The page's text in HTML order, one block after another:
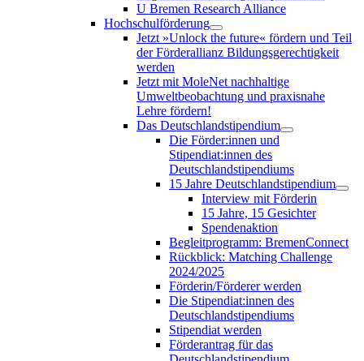
U Bremen Research Alliance
Hochschulförderung
Jetzt »Unlock the future« fördern und Teil
der Förderallianz Bildungsgerechtigkeit
werden
Jetzt mit MoleNet nachhaltige
Umweltbeobachtung und praxisnahe
Lehre fördern!
Das Deutschlandstipendium
Die Förder:innen und
Stipendiat:innen des
Deutschlandstipendiums
15 Jahre Deutschlandstipendium
Interview mit Förderin
15 Jahre, 15 Gesichter
Spendenaktion
Begleitprogramm: BremenConnect
Rückblick: Matching Challenge
2024/2025
Förderin/Förderer werden
Die Stipendiat:innen des
Deutschlandstipendiums
Stipendiat werden
Förderantrag für das